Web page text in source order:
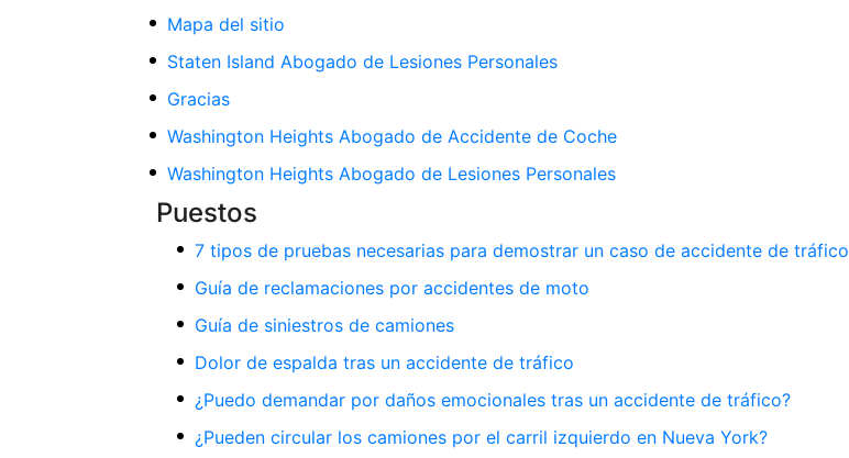
Mapa del sitio
Staten Island Abogado de Lesiones Personales
Gracias
Washington Heights Abogado de Accidente de Coche
Washington Heights Abogado de Lesiones Personales
Puestos
7 tipos de pruebas necesarias para demostrar un caso de accidente de tráfico
Guía de reclamaciones por accidentes de moto
Guía de siniestros de camiones
Dolor de espalda tras un accidente de tráfico
¿Puedo demandar por daños emocionales tras un accidente de tráfico?
¿Pueden circular los camiones por el carril izquierdo en Nueva York?